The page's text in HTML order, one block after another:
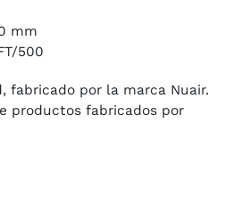
mm
500
fabricado por la marca Nuair.
productos fabricados por